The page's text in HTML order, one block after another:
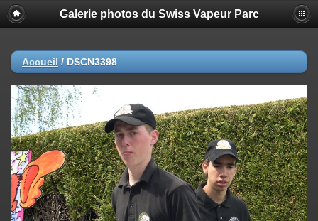
Galerie photos du Swiss Vapeur Parc
Accueil / DSCN3398